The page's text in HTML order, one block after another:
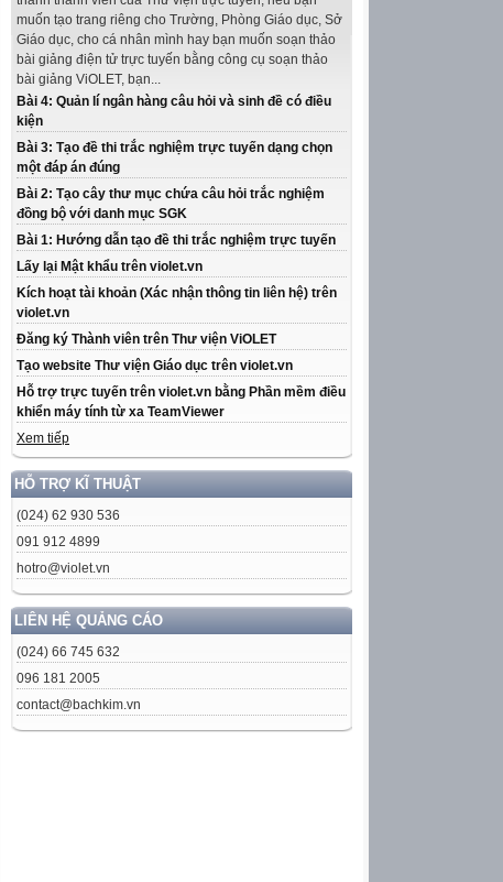
muốn tạo trang riêng cho Trường, Phòng Giáo dục, Sở
Giáo dục, cho cá nhân mình hay bạn muốn soạn thảo
bài giảng điện tử trực tuyến bằng công cụ soạn thảo
bài giảng ViOLET, bạn...
Bài 4: Quản lí ngân hàng câu hỏi và sinh đề có điều
kiện
Bài 3: Tạo đề thi trắc nghiệm trực tuyến dạng chọn
một đáp án đúng
Bài 2: Tạo cây thư mục chứa câu hỏi trắc nghiệm
đồng bộ với danh mục SGK
Bài 1: Hướng dẫn tạo đề thi trắc nghiệm trực tuyến
Lấy lại Mật khẩu trên violet.vn
Kích hoạt tài khoản (Xác nhận thông tin liên hệ) trên
violet.vn
Đăng ký Thành viên trên Thư viện ViOLET
Tạo website Thư viện Giáo dục trên violet.vn
Hỗ trợ trực tuyến trên violet.vn bằng Phần mềm điều
khiển máy tính từ xa TeamViewer
Xem tiếp
HỖ TRỢ KĨ THUẬT
(024) 62 930 536
091 912 4899
hotro@violet.vn
LIÊN HỆ QUẢNG CÁO
(024) 66 745 632
096 181 2005
contact@bachkim.vn